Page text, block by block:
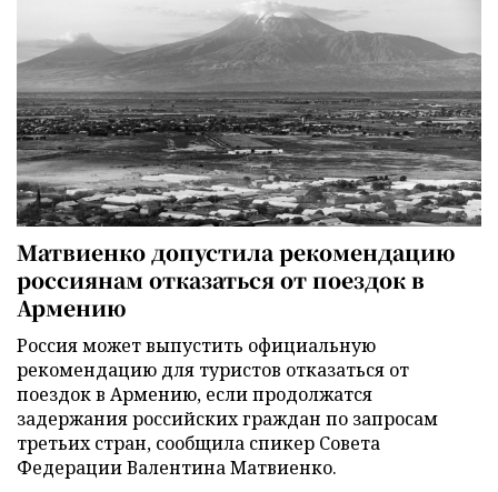
Матвиенко допустила рекомендацию
россиянам отказаться от поездок в
Армению
Россия может выпустить официальную
рекомендацию для туристов отказаться от
поездок в Армению, если продолжатся
задержания российских граждан по запросам
третьих стран, сообщила спикер Совета
Федерации Валентина Матвиенко.